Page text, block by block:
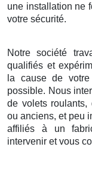
une installation ne
votre sécurité.
Notre société
qualifiés et
la cause de
possible. Nous
de volets roulants,
ou anciens, et peu
affiliés à un
intervenir et vous